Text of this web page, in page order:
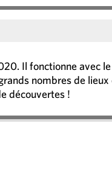
Il fonctionne avec
nombres de
découvertes !